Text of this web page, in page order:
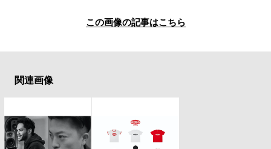
この画像の記事はこちら
関連画像